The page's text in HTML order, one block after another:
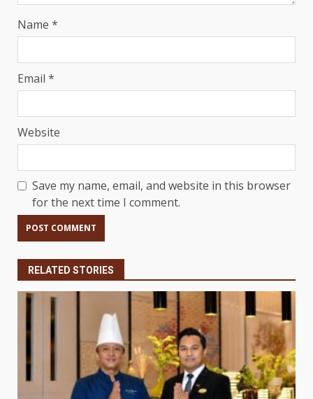
Name *
Email *
Website
Save my name, email, and website in this browser
for the next time I comment.
RELATED STORIES